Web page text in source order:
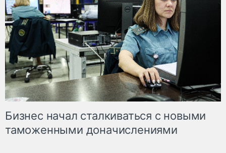
Бизнес начал сталкиваться с новыми
таможенными доначислениями